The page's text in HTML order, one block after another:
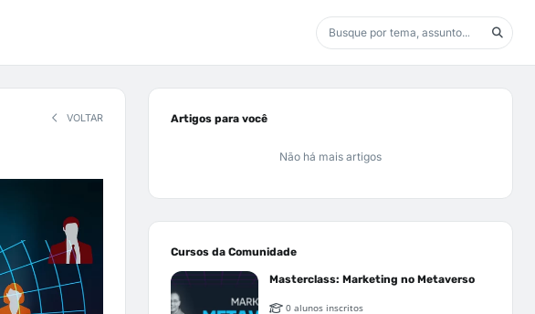
VOLTAR Artigos para você
Não há mais artigos
Cursos da Comunidade
Masterclass: Marketing no Metaverso
0 alunos inscritos